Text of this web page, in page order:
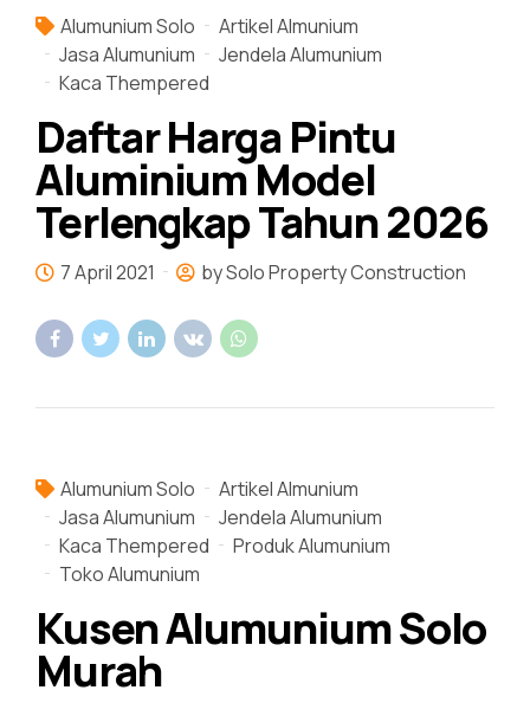
Alumunium Solo
Artikel Almunium
Jasa Alumunium
Jendela Alumunium
Kaca Thempered
Daftar Harga Pintu
Aluminium Model
Terlengkap Tahun 2026
7 April 2021 by Solo Property Construction
Alumunium Solo
Artikel Almunium
Jasa Alumunium
Jendela Alumunium
Kaca Thempered
Produk Alumunium
Toko Alumunium
Kusen Alumunium Solo
Murah